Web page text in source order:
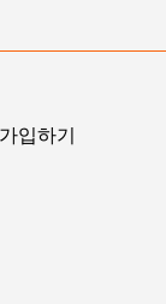
입하기